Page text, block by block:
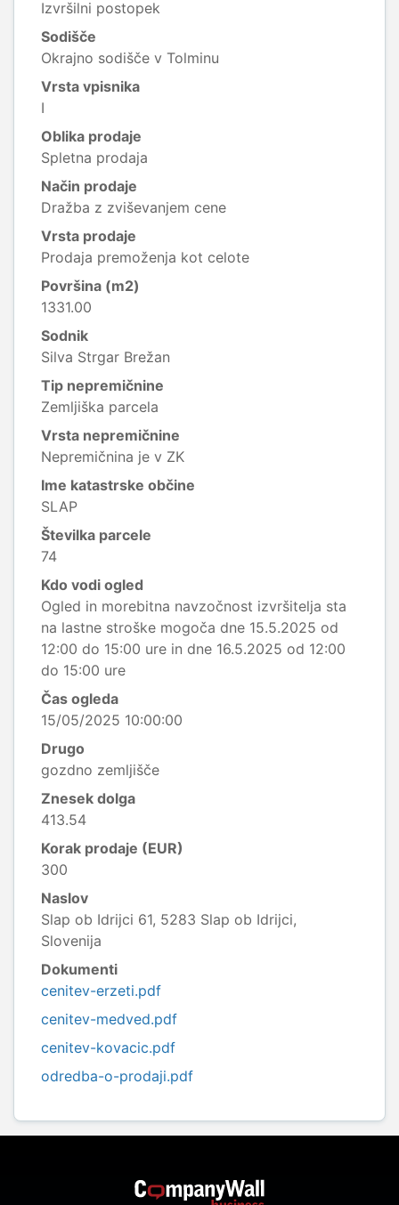
Izvršilni postopek
Sodišče
Okrajno sodišče v Tolminu
Vrsta vpisnika
I
Oblika prodaje
Spletna prodaja
Način prodaje
Dražba z zviševanjem cene
Vrsta prodaje
Prodaja premoženja kot celote
Površina (m2)
1331.00
Sodnik
Silva Strgar Brežan
Tip nepremičnine
Zemljiška parcela
Vrsta nepremičnine
Nepremičnina je v ZK
Ime katastrske občine
SLAP
Številka parcele
74
Kdo vodi ogled
Ogled in morebitna navzočnost izvršitelja sta
na lastne stroške mogoča dne 15.5.2025 od
12:00 do 15:00 ure in dne 16.5.2025 od 12:00
do 15:00 ure
Čas ogleda
15/05/2025 10:00:00
Drugo
gozdno zemljišče
Znesek dolga
413.54
Korak prodaje (EUR)
300
Naslov
Slap ob Idrijci 61, 5283 Slap ob Idrijci,
Slovenija
Dokumenti
cenitev-erzeti.pdf
cenitev-medved.pdf
cenitev-kovacic.pdf
odredba-o-prodaji.pdf